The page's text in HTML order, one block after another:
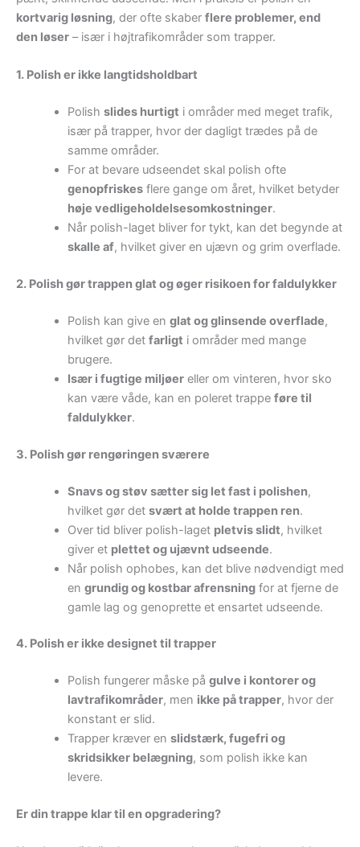
kortvarig løsning, der ofte skaber flere problemer, end
den løser – især i højtrafikområder som trapper.
1. Polish er ikke langtidsholdbart
Polish slides hurtigt i områder med meget trafik,
især på trapper, hvor der dagligt trædes på de
samme områder.
For at bevare udseendet skal polish ofte
genopfriskesflere gange om året, hvilket betyder
høje vedligeholdelsesomkostninger.
Når polish-laget bliver for tykt, kan det begynde at
skalle af, hvilket giver en ujævn og grim overflade.
2. Polish gør trappen glat og øger risikoen for faldulykker
Polish kan give en glat og glinsende overflade,
hvilket gør det farligt i områder med mange
brugere.
Især i fugtige miljøereller om vinteren, hvor sko
kan være våde, kan en poleret trappe føre til
faldulykker.
3. Polish gør rengøringen sværere
Snavs og støv sætter sig let fast i polishen,
hvilket gør det svært at holde trappen ren.
Over tid bliver polish-laget pletvis slidt, hvilket
giver et plettet og ujævnt udseende.
Når polish ophobes, kan det blive nødvendigt med
en grundig og kostbar afrensningfor at fjerne de
gamle lag og genoprette et ensartet udseende.
4. Polish er ikke designet til trapper
Polish fungerer måske på gulve i kontorer og
lavtrafikområder, men ikke på trapper, hvor der
konstant er slid.
Trapper kræver en slidstærk, fugefri og
skridsikker belægning, som polish ikke kan
levere.
Er din trappe klar til en opgradering?